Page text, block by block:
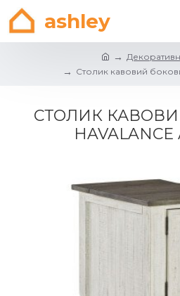
ashley
Столик кавовий
СТОЛИК
HAVALANCE